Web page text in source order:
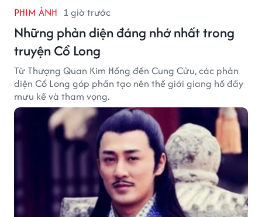
PHIM ẢNH 1 giờ trước
Những phản diện đáng nhớ nhất trong
truyện Cổ Long
Từ Thượng Quan Kim Hồng đến Cung Cửu, các phản
diện Cổ Long góp phần tạo nên thế giới giang hồ đầy
mưu kế và tham vọng.